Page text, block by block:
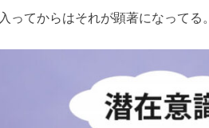
ってからはそれが顕著になってる。